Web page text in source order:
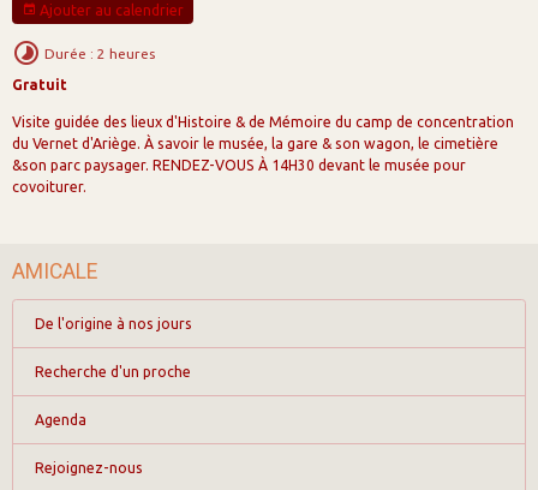
Ajouter au calendrier
Durée : 2 heures
Gratuit
Visite guidée des lieux d'Histoire & de Mémoire du camp de concentration
du Vernet d'Ariège. À savoir le musée, la gare & son wagon, le cimetière
&son parc paysager. RENDEZ-VOUS À 14H30 devant le musée pour
covoiturer.
AMICALE
De l'origine à nos jours
Recherche d'un proche
Agenda
Rejoignez-nous